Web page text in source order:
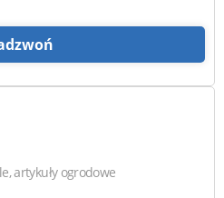
artykuły ogrodowe